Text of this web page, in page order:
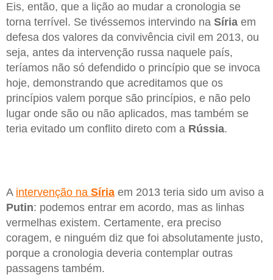
Eis, então, que a lição ao mudar a cronologia se
torna terrível. Se tivéssemos intervindo na Síria em
defesa dos valores da convivência civil em 2013, ou
seja, antes da intervenção russa naquele país,
teríamos não só defendido o princípio que se invoca
hoje, demonstrando que acreditamos que os
princípios valem porque são princípios, e não pelo
lugar onde são ou não aplicados, mas também se
teria evitado um conflito direto com a Rússia.
A intervenção na Síria em 2013 teria sido um aviso a
Putin: podemos entrar em acordo, mas as linhas
vermelhas existem. Certamente, era preciso
coragem, e ninguém diz que foi absolutamente justo,
porque a cronologia deveria contemplar outras
passagens também.